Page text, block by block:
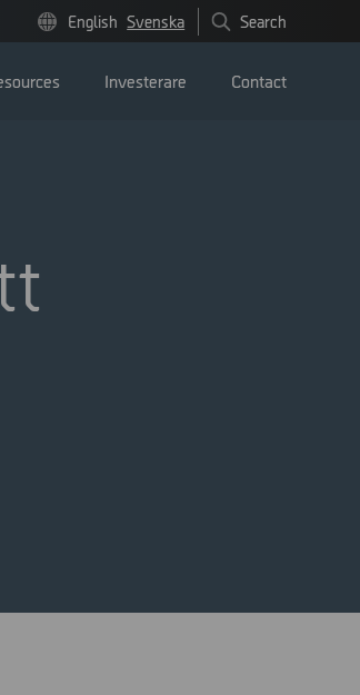
English Svenska Search
Investerare Contact